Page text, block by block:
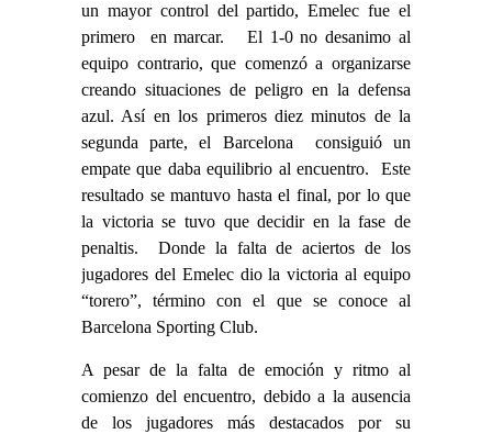
un mayor control del partido, Emelec fue el
primero en marcar. El 1-0 no desanimo al
equipo contrario, que comenzó a organizarse
creando situaciones de peligro en la defensa
azul. Así en los primeros diez minutos de la
segunda parte, el Barcelona consiguió un
empate que daba equilibrio al encuentro. Este
resultado se mantuvo hasta el final, por lo que
la victoria se tuvo que decidir en la fase de
penaltis. Donde la falta de aciertos de los
jugadores del Emelec dio la victoria al equipo
“torero”, término con el que se conoce al
Barcelona Sporting Club.
A pesar de la falta de emoción y ritmo al
comienzo del encuentro, debido a la ausencia
de los jugadores más destacados por su